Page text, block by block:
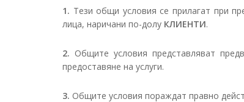
1. Тези общи условия се прилагат при
лица, наричани по-долу КЛИЕНТИ.
2. Общите условия представляват
предоставяне на услуги.
3. Общите условия пораждат правно